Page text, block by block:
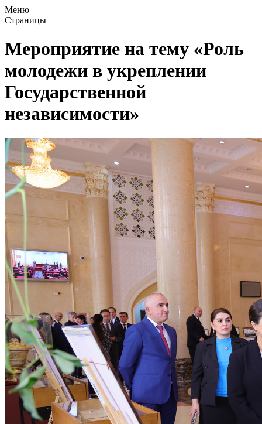
Меню
Страницы
Мероприятие на тему «Роль
молодежи в укреплении
Государственной
независимости»